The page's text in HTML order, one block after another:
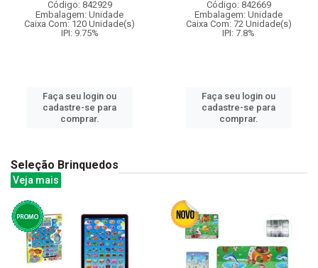
Código: 842929
Embalagem: Unidade
Caixa Com: 120 Unidade(s)
IPI: 9.75%
Faça seu login ou
cadastre-se para
comprar.
Código: 842669
Embalagem: Unidade
Caixa Com: 72 Unidade(s)
IPI: 7.8%
Faça seu login ou
cadastre-se para
comprar.
Seleção Brinquedos
Veja mais